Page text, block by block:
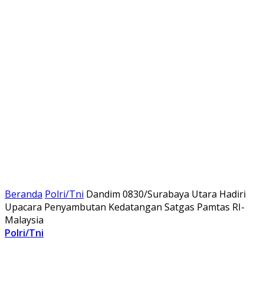
Beranda Polri/Tni Dandim 0830/Surabaya Utara Hadiri
Upacara Penyambutan Kedatangan Satgas Pamtas RI-
Malaysia
Polri/Tni